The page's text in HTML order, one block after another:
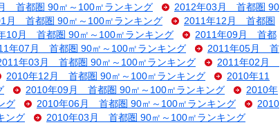
首都圏 90㎡～100㎡ランキング
2012年03月 首都圏 90
月 首都圏 90㎡～100㎡ランキング
2011年12月 首都圏
10月 首都圏 90㎡～100㎡ランキング
2011年09月 首都
年07月 首都圏 90㎡～100㎡ランキング
2011年05月 首
年03月 首都圏 90㎡～100㎡ランキング
2011年02月
2010年12月 首都圏 90㎡～100㎡ランキング
2010年11
2010年09月 首都圏 90㎡～100㎡ランキング
2010年
グ 2010年06月 首都圏 90㎡～100㎡ランキング
2010
ング 2010年03月 首都圏 90㎡～100㎡ランキング